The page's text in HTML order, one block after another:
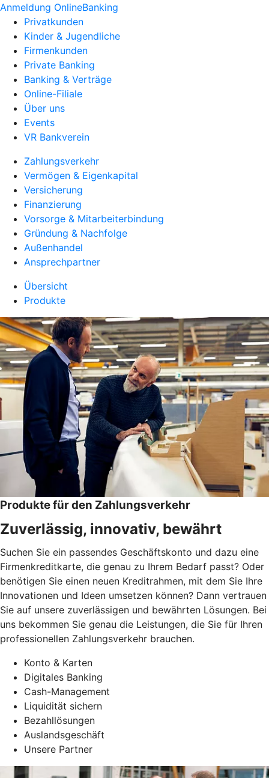
Anmeldung OnlineBanking
Privatkunden
Kinder & Jugendliche
Firmenkunden
Private Banking
Banking & Verträge
Online-Filiale
Über uns
Events
VR Bankverein
Zahlungsverkehr
Vermögen & Eigenkapital
Versicherung
Finanzierung
Vorsorge & Mitarbeiterbindung
Gründung & Nachfolge
Außenhandel
Ansprechpartner
Übersicht
Produkte
Produkte für den Zahlungsverkehr
Zuverlässig, innovativ, bewährt
Suchen Sie ein passendes Geschäftskonto und dazu eine
Firmenkreditkarte, die genau zu Ihrem Bedarf passt? Oder
benötigen Sie einen neuen Kreditrahmen, mit dem Sie Ihre
Innovationen und Ideen umsetzen können? Dann vertrauen
Sie auf unsere zuverlässigen und bewährten Lösungen. Bei
uns bekommen Sie genau die Leistungen, die Sie für Ihren
professionellen Zahlungsverkehr brauchen.
Konto & Karten
Digitales Banking
Cash-Management
Liquidität sichern
Bezahllösungen
Auslandsgeschäft
Unsere Partner